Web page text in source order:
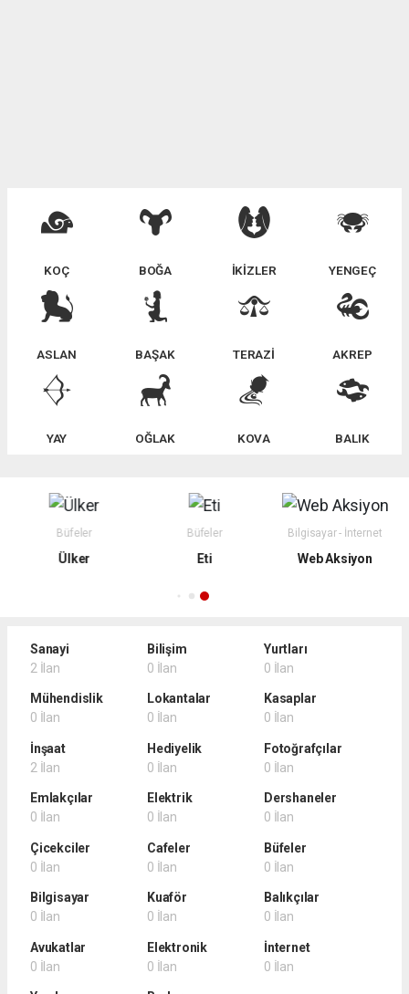
KOÇ BOĞA İKİZLER YENGEÇ
ASLAN BAŞAK TERAZİ AKREP
YAY OĞLAK KOVA BALIK
Büfeler
Ülker
Büfeler
Eti
Bilgisayar - İnternet
Web Aksiyon
Sanayi
2 İlan
Bilişim
0 İlan
Yurtları
0 İlan
Mühendislik
0 İlan
Lokantalar
0 İlan
Kasaplar
0 İlan
İnşaat
2 İlan
Hediyelik
0 İlan
Fotoğrafçılar
0 İlan
Emlakçılar
0 İlan
Elektrik
0 İlan
Dershaneler
0 İlan
Çicekciler
0 İlan
Cafeler
0 İlan
Büfeler
0 İlan
Bilgisayar
0 İlan
Kuaför
0 İlan
Balıkçılar
0 İlan
Avukatlar
0 İlan
Elektronik
0 İlan
İnternet
0 İlan